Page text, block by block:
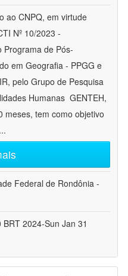
ao CNPQ, em virtude
Nº 10/2023 -
Programa de Pós-
em Geografia - PPGG e
pelo Grupo de Pesquisa
Humanas  GENTEH,
meses, tem como objetivo
...
Federal de Rondônia -
2024-Sun Jan 31